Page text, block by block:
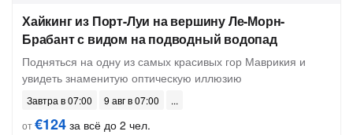
Хайкинг из Порт-Луи на вершину Ле-Морн-
Брабант с видом на подводный водопад
Подняться на одну из самых красивых гор Маврикия и
увидеть знаменитую оптическую иллюзию
Завтра в 07:00
9 авг в 07:00
от€124 за всё до 2 чел.